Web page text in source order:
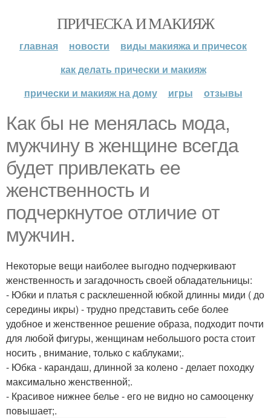
ПРИЧЕСКА И МАКИЯЖ
главная новости
виды макияжа и причесок
как делать прически и макияж
прически и макияж на дому
игры отзывы
Как бы не менялась мода,
мужчину в женщине всегда
будет привлекать ее
женственность и
подчеркнутое отличие от
мужчин.
Некоторые вещи наиболее выгодно подчеркивают
женственность и загадочность своей обладательницы:
- Юбки и платья с расклешенной юбкой длинны миди ( до
середины икры) - трудно представить себе более
удобное и женственное решение образа, подходит почти
для любой фигуры, женщинам небольшого роста стоит
носить , внимание, только с каблуками;.
- Юбка - карандаш, длинной за колено - делает походку
максимально женственной;.
- Красивое нижнее белье - его не видно но самооценку
повышает;.